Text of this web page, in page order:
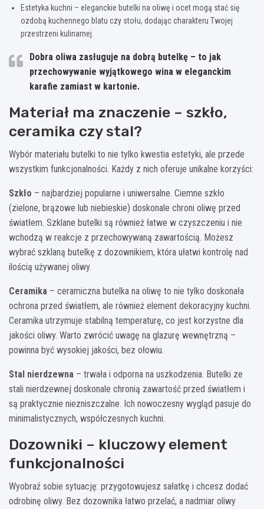
Estetyka kuchni – eleganckie butelki na oliwę i ocet mogą stać się
ozdobą kuchennego blatu czy stołu, dodając charakteru Twojej
przestrzeni kulinarnej.
Dobra oliwa zasługuje na dobrą butelkę – to jak
przechowywanie wyjątkowego wina w eleganckim
karafie zamiast w kartonie.
Materiał ma znaczenie – szkło,
ceramika czy stal?
Wybór materiału butelki to nie tylko kwestia estetyki, ale przede
wszystkim funkcjonalności. Każdy z nich oferuje unikalne korzyści:
Szkło – najbardziej popularne i uniwersalne. Ciemne szkło
(zielone, brązowe lub niebieskie) doskonale chroni oliwę przed
światłem. Szklane butelki są również łatwe w czyszczeniu i nie
wchodzą w reakcje z przechowywaną zawartością. Możesz
wybrać szklaną butelkę z dozownikiem, która ułatwi kontrolę nad
ilością używanej oliwy.
Ceramika – ceramiczna butelka na oliwę to nie tylko doskonała
ochrona przed światłem, ale również element dekoracyjny kuchni.
Ceramika utrzymuje stabilną temperaturę, co jest korzystne dla
jakości oliwy. Warto zwrócić uwagę na glazurę wewnętrzną –
powinna być wysokiej jakości, bez ołowiu.
Stal nierdzewna – trwała i odporna na uszkodzenia. Butelki ze
stali nierdzewnej doskonale chronią zawartość przed światłem i
są praktycznie niezniszczalne. Ich nowoczesny wygląd pasuje do
minimalistycznych, współczesnych kuchni.
Dozowniki – kluczowy element
funkcjonalności
Wyobraź sobie sytuację: przygotowujesz sałatkę i chcesz dodać
odrobinę oliwy. Bez dozownika łatwo przelać, a nadmiar oliwy